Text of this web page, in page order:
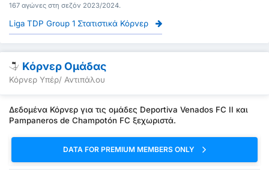
167 αγώνες στη σεζόν 2023/2024.
Liga TDP Group 1 Στατιστικά Κόρνερ
Κόρνερ Ομάδας
Κόρνερ Υπέρ/ Αντιπάλου
Δεδομένα Κόρνερ για τις ομάδες Deportiva Venados FC II και
Pampaneros de Champotón FC ξεχωριστά.
DATA FOR PREMIUM MEMBERS ONLY